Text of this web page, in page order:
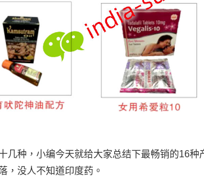
几种，小编今天就给大家总结下最畅销的16种
，没人不知道印度药。